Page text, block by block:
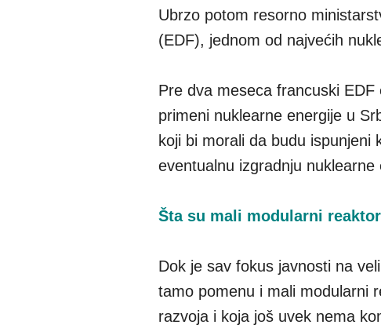
Ubrzo potom resorno
(EDF), jednom od najvećih
Pre dva meseca francuski
primeni nuklearne energije u
koji bi morali da budu ispunjeni
eventualnu izgradnju nuklearne
Šta su mali modularni
Dok je sav fokus javnosti na
tamo pomenu i mali modularni
razvoja i koja još uvek nema